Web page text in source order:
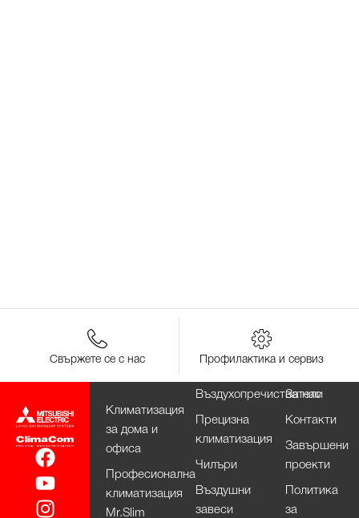
Свържете се с нас Профилактика и сервиз
Климатизация
за дома и
офиса
Професионална
климатизация
Mr.Slim
Въздухопречистватели
Прецизна
климатизация
Чилъри
Въздушни
завеси
За нас
Контакти
Завършени
проекти
Политика
за